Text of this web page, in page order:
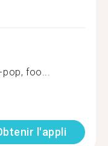
foo...
l'appli